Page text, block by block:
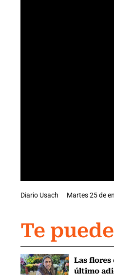
Diario Usach Martes 25 de
Te
Las flores
último